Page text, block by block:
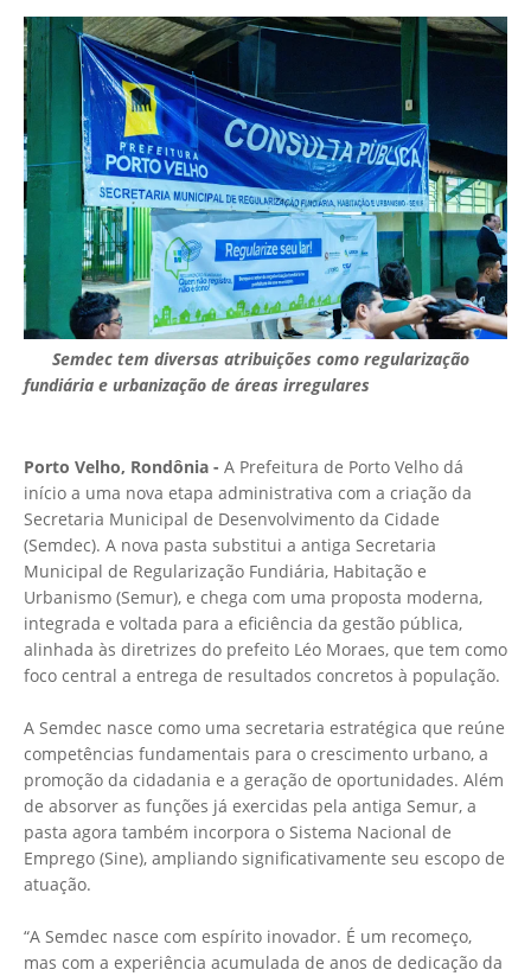
Semdec tem diversas atribuições como regularização
fundiária e urbanização de áreas irregulares
Porto Velho, Rondônia - A Prefeitura de Porto Velho dá
início a uma nova etapa administrativa com a criação da
Secretaria Municipal de Desenvolvimento da Cidade
(Semdec). A nova pasta substitui a antiga Secretaria
Municipal de Regularização Fundiária, Habitação e
Urbanismo (Semur), e chega com uma proposta moderna,
integrada e voltada para a eficiência da gestão pública,
alinhada às diretrizes do prefeito Léo Moraes, que tem como
foco central a entrega de resultados concretos à população.
A Semdec nasce como uma secretaria estratégica que reúne
competências fundamentais para o crescimento urbano, a
promoção da cidadania e a geração de oportunidades. Além
de absorver as funções já exercidas pela antiga Semur, a
pasta agora também incorpora o Sistema Nacional de
Emprego (Sine), ampliando significativamente seu escopo de
atuação.
“A Semdec nasce com espírito inovador. É um recomeço,
mas com a experiência acumulada de anos de dedicação da